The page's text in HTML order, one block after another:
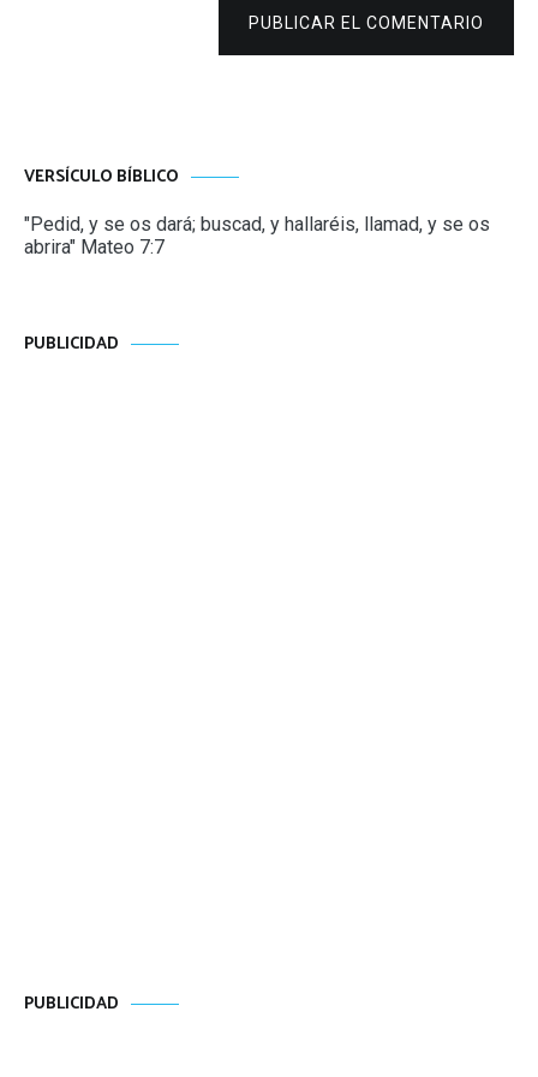
PUBLICAR EL COMENTARIO
VERSÍCULO BÍBLICO
"Pedid, y se os dará; buscad, y hallaréis, llamad, y se os
abrira" Mateo 7:7
PUBLICIDAD
PUBLICIDAD